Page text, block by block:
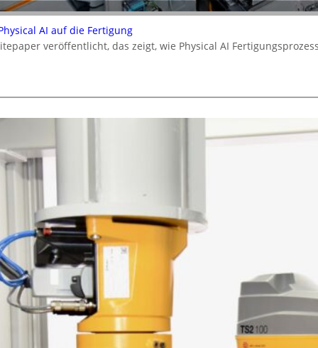
AI auf die Fertigung
veröffentlicht, das zeigt, wie Physical AI